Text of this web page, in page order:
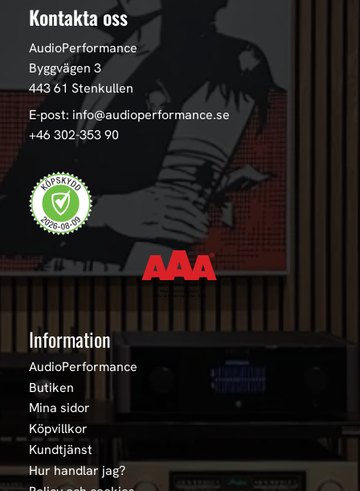
Kontakta oss
AudioPerformance
Byggvägen 3
443 61 Stenkullen
E-post: info@audioperformance.se
+46 302-353 90
Information
AudioPerformance
Butiken
Mina sidor
Köpvillkor
Kundtjänst
Hur handlar jag?